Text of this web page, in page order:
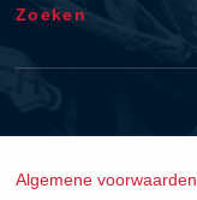
Zoeken
Algemene voorwaarden